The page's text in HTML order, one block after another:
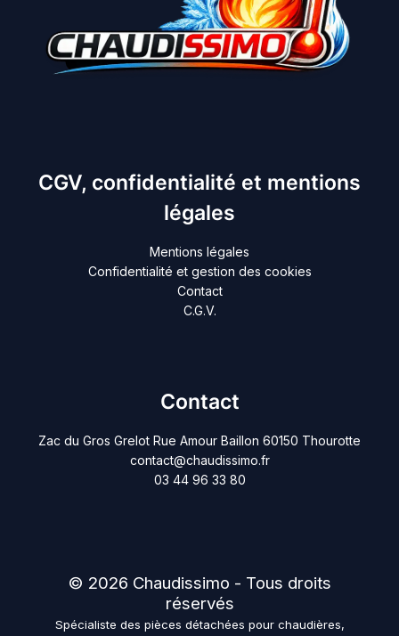
CGV, confidentialité et mentions
légales
Mentions légales
Confidentialité et gestion des cookies
Contact
C.G.V.
Contact
Zac du Gros Grelot Rue Amour Baillon 60150 Thourotte
contact@chaudissimo.fr
03 44 96 33 80
© 2026 Chaudissimo - Tous droits
réservés
Spécialiste des pièces détachées pour chaudières,